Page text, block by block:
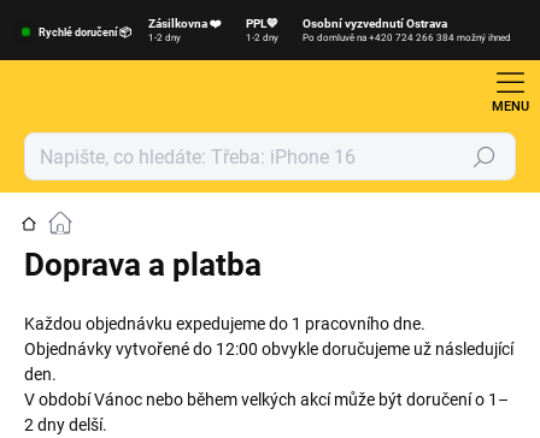
Rychlé doručení 📦
Zásilkovna ❤️ PPL💙 Osobní vyzvednutí Ostrava
1-2 dny 1-2 dny Po domluvě na +420 724 266 384 možný ihned
Hledat
Domů
Doprava a platba
Každou objednávku expedujeme do 1 pracovního dne.
Objednávky vytvořené do 12:00 obvykle doručujeme už následující
den.
V období Vánoc nebo během velkých akcí může být doručení o 1–
2 dny delší.